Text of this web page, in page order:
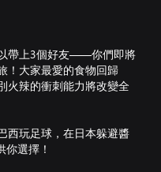
帶上3個好友——你們即將
！大家最愛的食物回歸
辣的衝刺能力將改變全
西玩足球，在日本躲避醬
選擇！